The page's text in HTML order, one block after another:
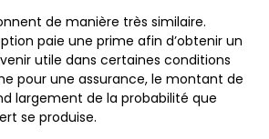
de manière très similaire.
paie une prime afin d’obtenir un
utile dans certaines conditions
pour une assurance, le montant de
largement de la probabilité que
se produise.